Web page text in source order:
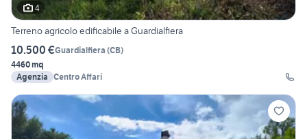
4
Terreno agricolo edificabile a Guardialfiera
10.500 €Guardialfiera (CB)
4460 mq
Agenzia Centro Affari